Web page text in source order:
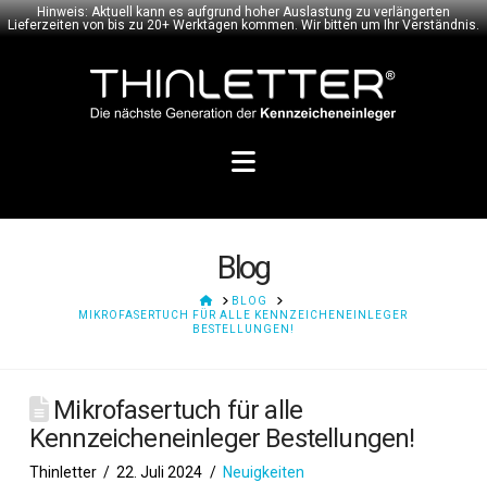
Hinweis: Aktuell kann es aufgrund hoher Auslastung zu verlängerten
Lieferzeiten von bis zu 20+ Werktagen kommen. Wir bitten um Ihr Verständnis.
Navigation
Blog
HOMEBLOG
MIKROFASERTUCH FÜR ALLE KENNZEICHENEINLEGER
BESTELLUNGEN!
Mikrofasertuch für alle
Kennzeicheneinleger Bestellungen!
Thinletter 22. Juli 2024 Neuigkeiten